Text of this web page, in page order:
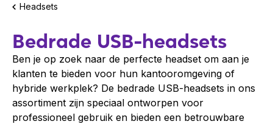
Headsets
Bedrade USB-headsets
Ben je op zoek naar de perfecte headset om aan je
klanten te bieden voor hun kantooromgeving of
hybride werkplek? De bedrade USB-headsets in ons
assortiment zijn speciaal ontworpen voor
professioneel gebruik en bieden een betrouwbare